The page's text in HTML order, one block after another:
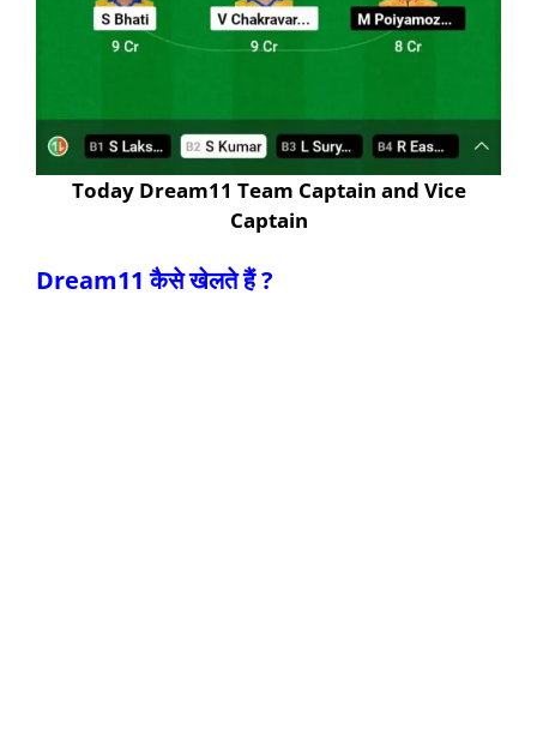
Today Dream11 Team Captain and Vice
Captain
Dream11 कैसे खेलते हैं ?